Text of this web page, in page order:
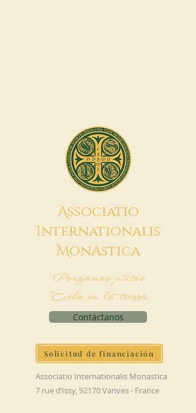
Associatio
Internationalis
MonAstica
Pongamos juntos
Cielo en la tierra
Contáctanos
Solicitud de financiación
Associatio Internationalis Monastica
7 rue d’Issy, 92170 Vanves - France